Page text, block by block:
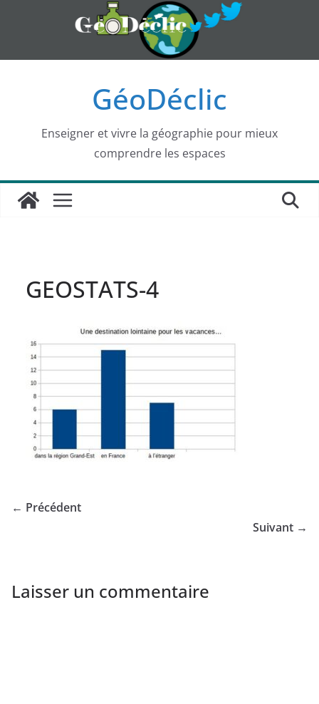
GéoDéclic
Enseigner et vivre la géographie pour mieux
comprendre les espaces
GEOSTATS-4
← Précédent
Suivant →
Laisser un commentaire